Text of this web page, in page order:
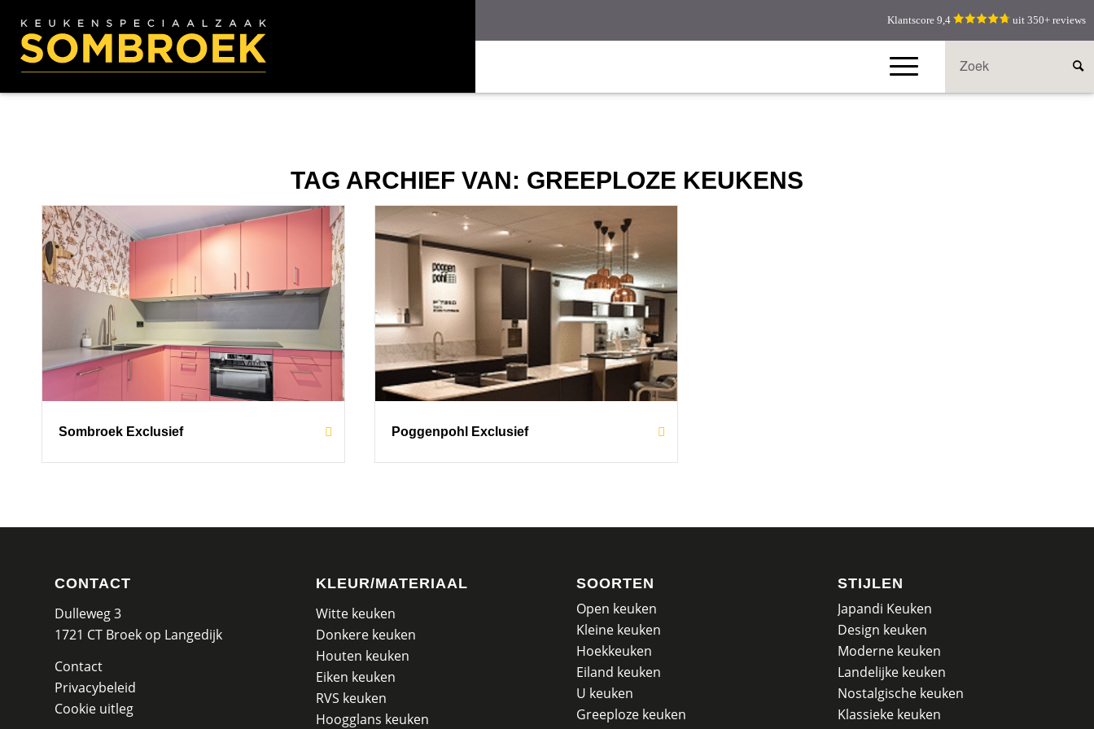
Klantscore 9,4 uit 350+ reviews
TAG ARCHIEF VAN: GREEPLOZE KEUKENS
Sombroek Exclusief Poggenpohl Exclusief
CONTACT
Dulleweg 3
1721 CT Broek op Langedijk
Contact
Privacybeleid
Cookie uitleg
KLEUR/MATERIAAL
Witte keuken
Donkere keuken
Houten keuken
Eiken keuken
RVS keuken
Hoogglans keuken
SOORTEN
Open keuken
Kleine keuken
Hoekkeuken
Eiland keuken
U keuken
Greeploze keuken
STIJLEN
Japandi Keuken
Design keuken
Moderne keuken
Landelijke keuken
Nostalgische keuken
Klassieke keuken